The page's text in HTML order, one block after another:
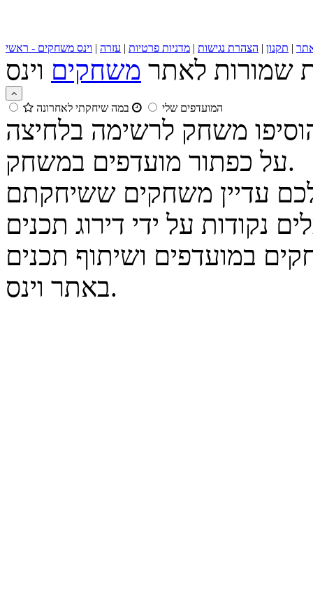
| תקנון | הצהרת נגישות | מדניות פרטיות | עזרה | וינס משחקים - ראשי
שמורות לאתר משחקים
המועדפים שלי במה שיחקתי לאחרונה
משחק לרשימה בלחיצה
על כפתור מועדפים במשחק.
על ידי דירוג תכנים
במועדפים ושיתוף תכנים
באתר וינס.